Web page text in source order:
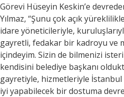
Görevi Hüseyin Keskin’e
Yılmaz, “Şunu çok açık
idare yöneticileriyle,
gayretli, fedakar bir kadroyu ve
içindeyim. Sizin de bilmenizi
kendisini belediye başkanı
gayretiyle, hizmetleriyle
iyi yapabilecek bir dostuma